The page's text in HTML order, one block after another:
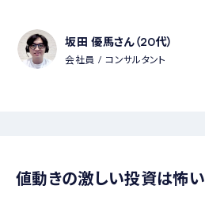
坂田 優馬さん（20代）
会社員 コンサルタント
値動きの激しい投資は怖い